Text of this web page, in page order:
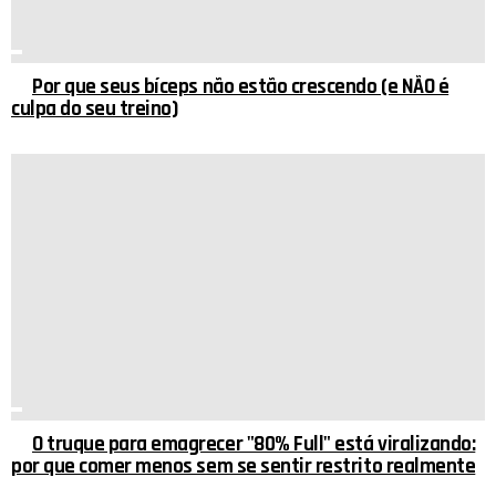
Por que seus bíceps não estão crescendo (e NÃO é
culpa do seu treino)
O truque para emagrecer "80% Full" está viralizando:
por que comer menos sem se sentir restrito realmente